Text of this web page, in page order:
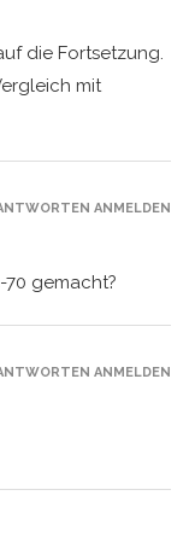
die Fortsetzung.
mit
gemacht?
ANMELDEN
ANMELDEN